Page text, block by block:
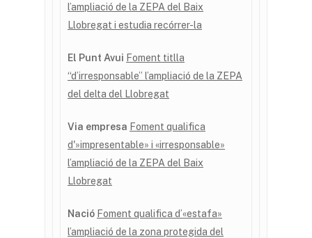
l’ampliació de la ZEPA del Baix
Llobregat i estudia recórrer-la
El Punt Avui Foment titlla
“d’irresponsable” l’ampliació de la ZEPA
del delta del Llobregat
Via empresa Foment qualifica
d'»impresentable» i «irresponsable»
l’ampliació de la ZEPA del Baix
Llobregat
Nació Foment qualifica d’«estafa»
l’ampliació de la zona protegida del